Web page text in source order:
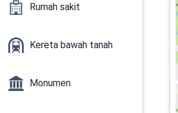
Rumah sakit
Kereta bawah tanah
Monumen